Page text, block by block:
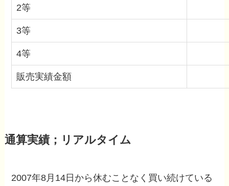
2等
3等
4等
販売実績金額
通算実績；リアルタイム
2007年8月14日から休むことなく買い続けている